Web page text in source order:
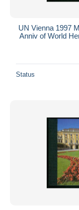
UN Vienna 1997
Anniv of World
Status